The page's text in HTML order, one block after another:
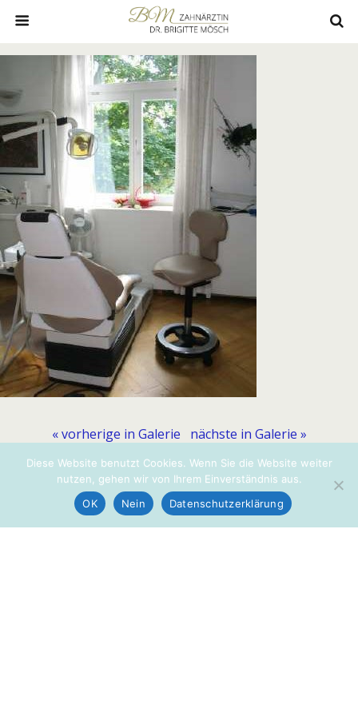
« vorherige in Galerie nächste in Galerie »
Diese Website benutzt Cookies. Wenn Sie die Website weiter
nutzen, gehen wir von Ihrem Einverständnis aus.
OK
Nein Datenschutzerklärung
Zum Seitenanfang